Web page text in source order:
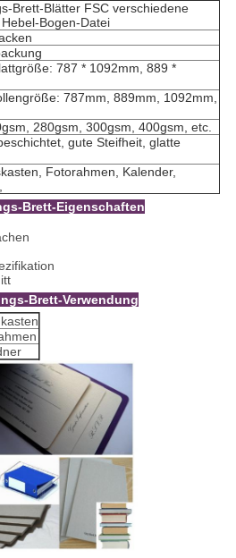
Brett-Blätter FSC verschiedene
Bogen-Datei
787 * 1092mm, 889 *
787mm, 889mm, 1092mm,
280gsm, 300gsm, 400gsm, etc.
gute Steifheit, glatte
Fotorahmen, Kalender,
Brett-Eigenschaften
Brett-Verwendung